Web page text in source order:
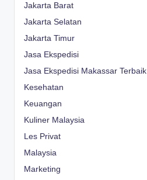
Jakarta Barat
Jakarta Selatan
Jakarta Timur
Jasa Ekspedisi
Jasa Ekspedisi Makassar Terbaik
Kesehatan
Keuangan
Kuliner Malaysia
Les Privat
Malaysia
Marketing